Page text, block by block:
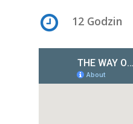
12 Godzin